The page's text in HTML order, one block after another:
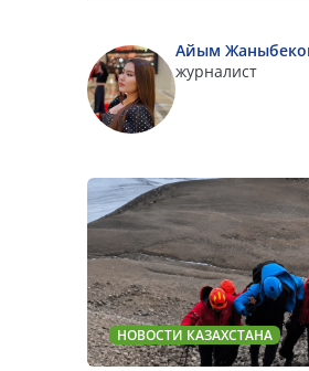
Айым
журналист
НОВОСТИ КАЗАХСТАНА